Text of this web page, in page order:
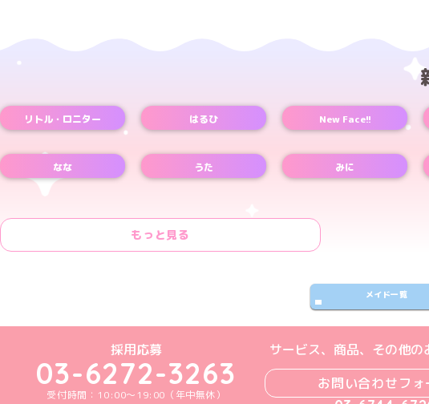
リトル・ロニター はるひ New Face!!
なな うた みに
もっと見る
メイド一覧
めいどりーみんTikTok公式アカウント
めいどりーみんX公式アカウント
めいどりーみんInstagram公式アカウント
めいどりーみんFacebook公式アカウ
めいどりーみんYouTube公式ア
採用応募
03-6272-3263
受付時間：10:00～19:00（年中無休）
サービス、商品、その他の
お問い合わせフォ